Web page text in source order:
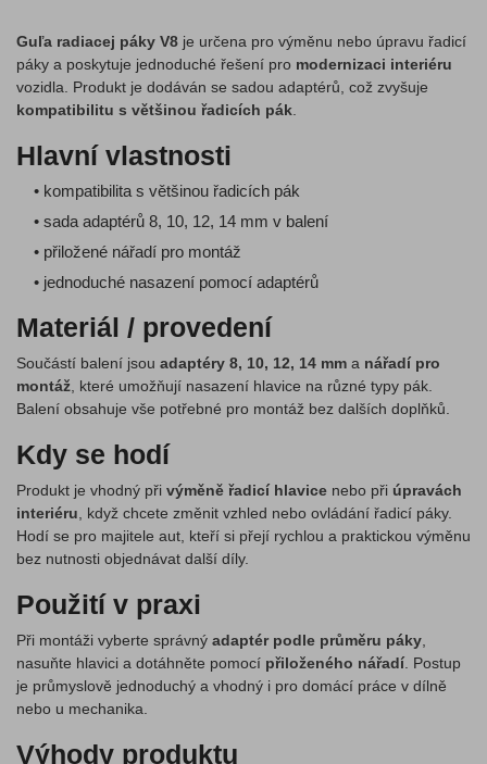
Guľa radiacej páky V8 je určena pro výměnu nebo úpravu řadicí
páky a poskytuje jednoduché řešení pro modernizaci interiéru
vozidla. Produkt je dodáván se sadou adaptérů, což zvyšuje
kompatibilitu s většinou řadicích pák
Hlavní vlastnosti
• kompatibilita s většinou řadicích pák
• sada adaptérů 8, 10, 12, 14 mm v balení
• přiložené nářadí pro montáž
• jednoduché nasazení pomocí adaptérů
Materiál / provedení
Součástí balení jsou adaptéry 8, 10, 12, 14 mm a nářadí pro
montáž , které umožňují nasazení hlavice na různé typy pák.
Balení obsahuje vše potřebné pro montáž bez dalších doplňků.
Kdy se hodí
Produkt je vhodný při výměně řadicí hlavice nebo při úpravách
interiéru , když chcete změnit vzhled nebo ovládání řadicí páky.
Hodí se pro majitele aut, kteří si přejí rychlou a praktickou výměnu
bez nutnosti objednávat další díly.
Použití v praxi
Při montáži vyberte správný adaptér podle průměru páky
nasuňte hlavici a dotáhněte pomocí přiloženého nářadí . Postup
je průmyslově jednoduchý a vhodný i pro domácí práce v dílně
nebo u mechanika.
Výhody produktu